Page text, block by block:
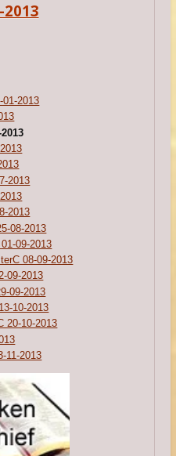
01-2013
2013
2013
08-2013
09-2013
08-09-2013
09-2013
09-2013
10-2013
20-10-2013
11-2013